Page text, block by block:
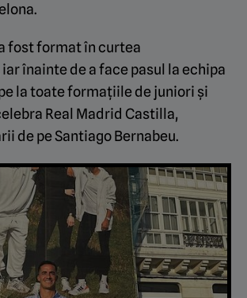
fost format în curtea
înainte de a face pasul la echipa
la toate formațiile de juniori și
Real Madrid Castilla,
de pe Santiago Bernabeu.